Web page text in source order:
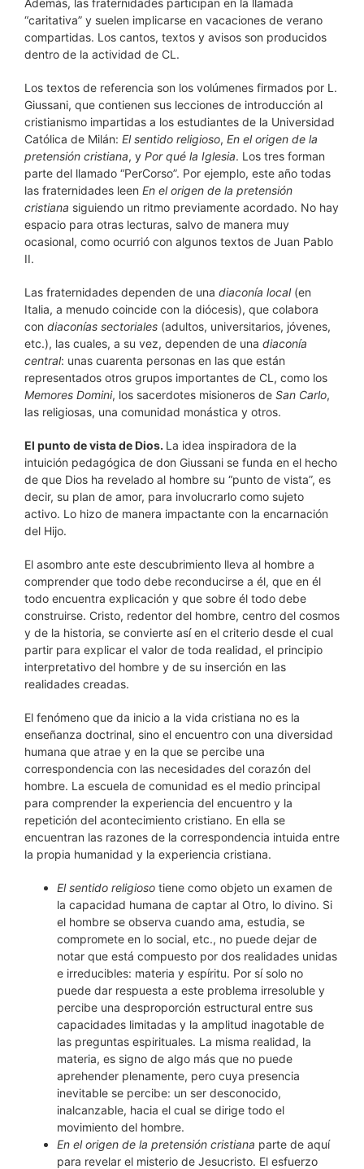
Además, las fraternidades participan en la llamada
“caritativa” y suelen implicarse en vacaciones de verano
compartidas. Los cantos, textos y avisos son producidos
dentro de la actividad de CL.
Los textos de referencia son los volúmenes firmados por L.
Giussani, que contienen sus lecciones de introducción al
cristianismo impartidas a los estudiantes de la Universidad
Católica de Milán: El sentido religioso, En el origen de la
pretensión cristiana, y Por qué la Iglesia. Los tres forman
parte del llamado “PerCorso”. Por ejemplo, este año todas
las fraternidades leen En el origen de la pretensión
cristiana siguiendo un ritmo previamente acordado. No hay
espacio para otras lecturas, salvo de manera muy
ocasional, como ocurrió con algunos textos de Juan Pablo
II.
Las fraternidades dependen de una diaconía local(en
Italia, a menudo coincide con la diócesis), que colabora
con diaconías sectoriales (adultos, universitarios, jóvenes,
etc.), las cuales, a su vez, dependen de una diaconía
central: unas cuarenta personas en las que están
representados otros grupos importantes de CL, como los
Memores Domini, los sacerdotes misioneros de San Carlo,
las religiosas, una comunidad monástica y otros.
El punto de vista de Dios. La idea inspiradora de la
intuición pedagógica de don Giussani se funda en el hecho
de que Dios ha revelado al hombre su “punto de vista”, es
decir, su plan de amor, para involucrarlo como sujeto
activo. Lo hizo de manera impactante con la encarnación
del Hijo.
El asombro ante este descubrimiento lleva al hombre a
comprender que todo debe reconducirse a él, que en él
todo encuentra explicación y que sobre él todo debe
construirse. Cristo, redentor del hombre, centro del cosmos
y de la historia, se convierte así en el criterio desde el cual
partir para explicar el valor de toda realidad, el principio
interpretativo del hombre y de su inserción en las
realidades creadas.
El fenómeno que da inicio a la vida cristiana no es la
enseñanza doctrinal, sino el encuentro con una diversidad
humana que atrae y en la que se percibe una
correspondencia con las necesidades del corazón del
hombre. La escuela de comunidad es el medio principal
para comprender la experiencia del encuentro y la
repetición del acontecimiento cristiano. En ella se
encuentran las razones de la correspondencia intuida entre
la propia humanidad y la experiencia cristiana.
El sentido religioso tiene como objeto un examen de
la capacidad humana de captar al Otro, lo divino. Si
el hombre se observa cuando ama, estudia, se
compromete en lo social, etc., no puede dejar de
notar que está compuesto por dos realidades unidas
e irreducibles: materia y espíritu. Por sí solo no
puede dar respuesta a este problema irresoluble y
percibe una desproporción estructural entre sus
capacidades limitadas y la amplitud inagotable de
las preguntas espirituales. La misma realidad, la
materia, es signo de algo más que no puede
aprehender plenamente, pero cuya presencia
inevitable se percibe: un ser desconocido,
inalcanzable, hacia el cual se dirige todo el
movimiento del hombre.
En el origen de la pretensión cristiana parte de aquí
para revelar el misterio de Jesucristo. El esfuerzo